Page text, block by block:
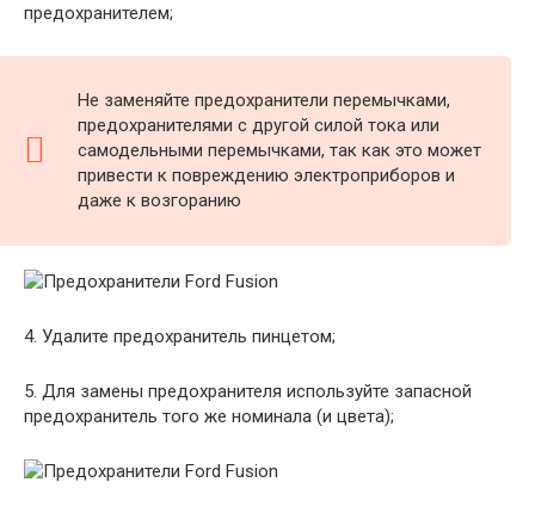
предохранителем;
Не заменяйте предохранители перемычками,
предохранителями с другой силой тока или
самодельными перемычками, так как это может
привести к повреждению электроприборов и
даже к возгоранию
4. Удалите предохранитель пинцетом;
5. Для замены предохранителя используйте запасной
предохранитель того же номинала (и цвета);